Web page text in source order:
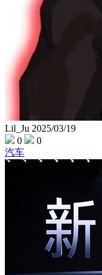
Lil_Ju 2025/03/19
0
0
汽车